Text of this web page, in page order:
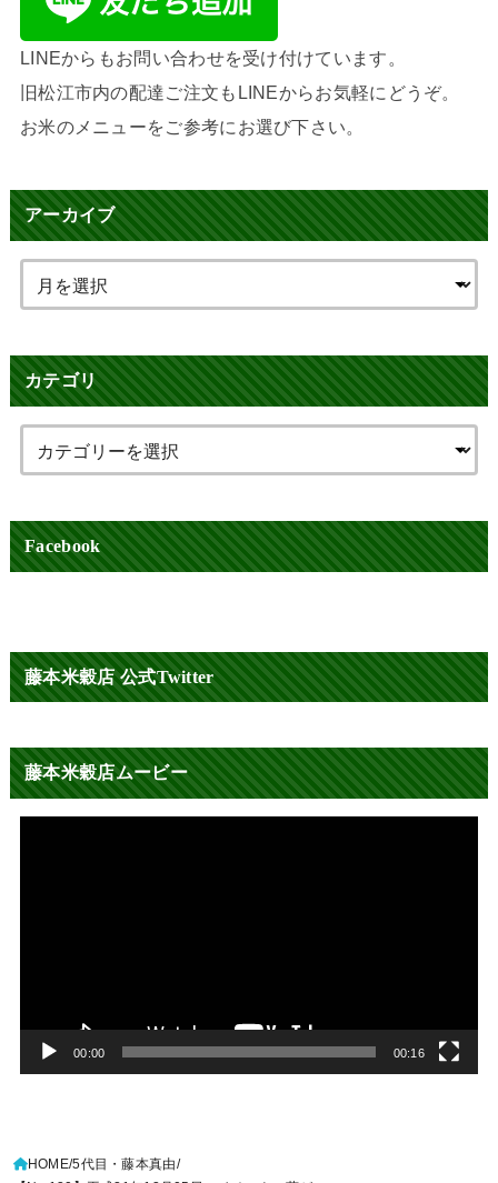
LINEからもお問い合わせを受け付けています。
旧松江市内の配達ご注文もLINEからお気軽にどうぞ。
お米のメニューをご参考にお選び下さい。
アーカイブ
カテゴリ
Facebook
藤本米穀店 公式Twitter
藤本米穀店ムービー
00:00 00:16
HOME 5代目・藤本真由